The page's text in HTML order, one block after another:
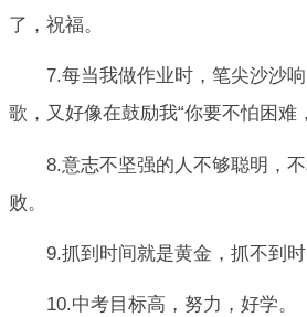
了，祝福。
7.每当我做作业时，笔尖沙沙
歌，又好像在鼓励我“你要不怕困难
8.意志不坚强的人不够聪明，
败。
9.抓到时间就是黄金，抓不到时
10.中考目标高，努力，好学。